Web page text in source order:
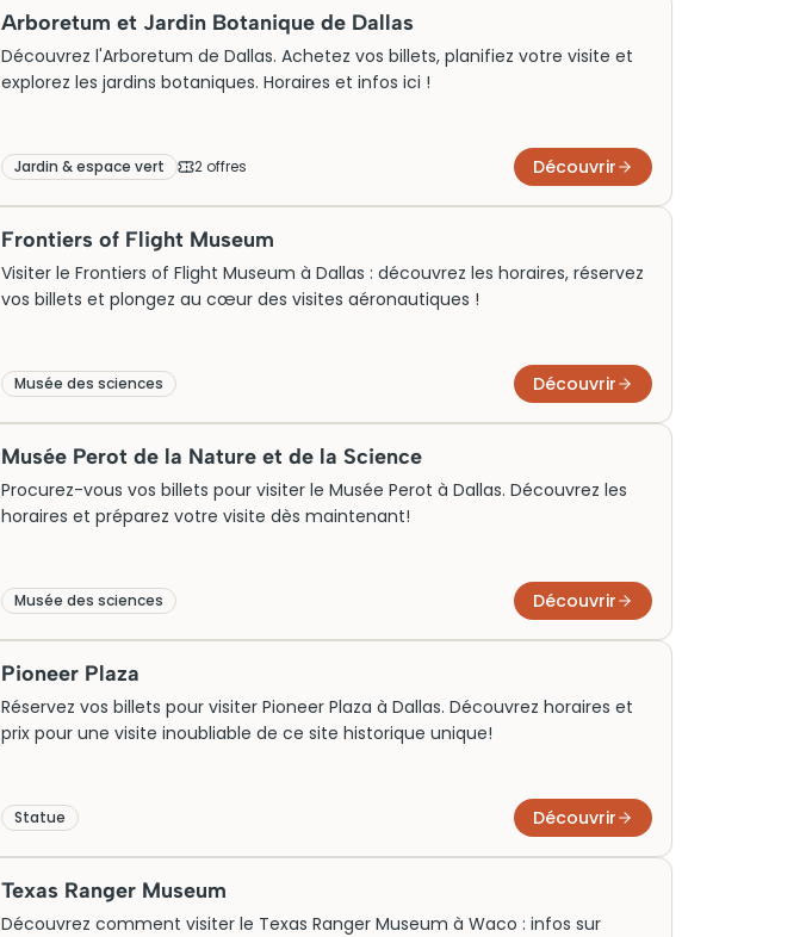
Arboretum et Jardin Botanique de Dallas
Découvrez l'Arboretum de Dallas. Achetez vos billets, planifiez votre visite et
explorez les jardins botaniques. Horaires et infos ici !
Jardin & espace vert 2 offres Découvrir
Frontiers of Flight Museum
Visiter le Frontiers of Flight Museum à Dallas : découvrez les horaires, réservez
vos billets et plongez au cœur des visites aéronautiques !
Musée des sciences Découvrir
Musée Perot de la Nature et de la Science
Procurez-vous vos billets pour visiter le Musée Perot à Dallas. Découvrez les
horaires et préparez votre visite dès maintenant!
Musée des sciences Découvrir
Pioneer Plaza
Réservez vos billets pour visiter Pioneer Plaza à Dallas. Découvrez horaires et
prix pour une visite inoubliable de ce site historique unique!
Statue Découvrir
Texas Ranger Museum
Découvrez comment visiter le Texas Ranger Museum à Waco : infos sur